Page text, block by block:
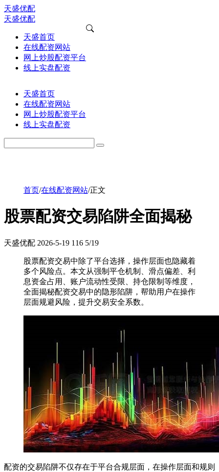
天盛优配
天盛优配
天盛首页
在线配资网站
网上炒股配资平台
线上实盘配资
天盛首页
在线配资网站
网上炒股配资平台
线上实盘配资
首页/在线配资网站/正文
股票配资交易陷阱全面揭秘
天盛优配 2026-5-19 116 5/19
股票配资交易中除了平台选择，操作层面也隐藏着
多个风险点。本文从强制平仓机制、滑点偏差、利
息资金占用、账户流动性受限、持仓限制等维度，
全面揭秘配资交易中的隐形陷阱，帮助用户在操作
层面规避风险，提升交易安全系数。
配资的交易陷阱不仅存在于平台合规层面，在操作层面和规则